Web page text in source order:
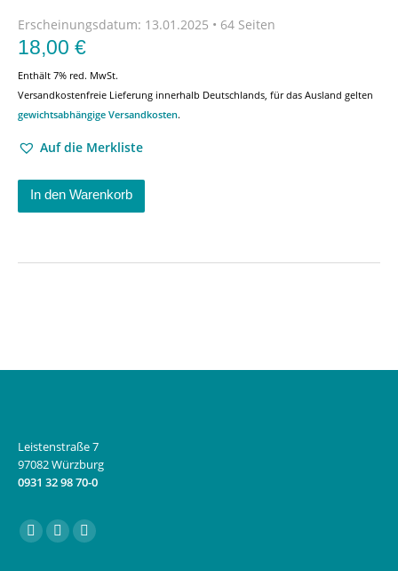
Erscheinungsdatum: 13.01.2025 • 64 Seiten
18,00 €
Enthält 7% red. MwSt.
Versandkostenfreie Lieferung innerhalb Deutschlands, für das Ausland gelten
gewichtsabhängige Versandkosten.
Auf die Merkliste
In den Warenkorb
Leistenstraße 7
97082 Würzburg
0931 32 98 70-0
Finden Sie uns auf:
FacebookInstagram
E-